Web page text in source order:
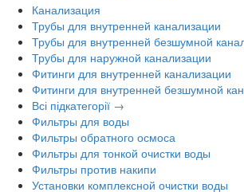
Канализация
Трубы для внутренней канализации
Трубы для внутренней безшумной
Трубы для наружной канализации
Фитинги для внутренней канализации
Фитинги для внутренней безшумной
Всі підкатегорії →
Фильтры для воды
Фильтры обратного осмоса
Фильтры для тонкой очистки воды
Фильтры против накипи
Установки комплексной очистки воды